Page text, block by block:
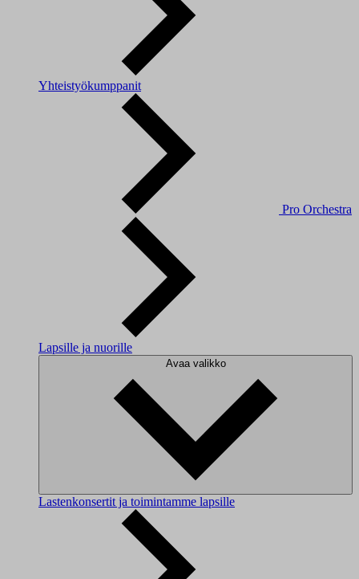
Yhteistyökumppanit
Pro Orchestra
Lapsille ja nuorille
Avaa valikko
Lastenkonsertit ja toimintamme lapsille